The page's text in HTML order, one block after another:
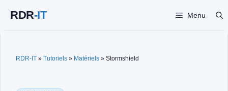
Menu
RDR-IT » Tutoriels » Matériels » Stormshield